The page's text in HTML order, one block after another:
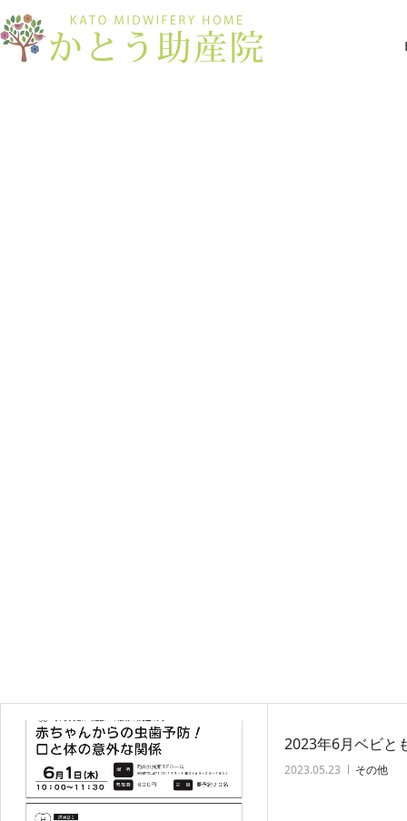
2023年6月ベビと
2023.05.23 その他